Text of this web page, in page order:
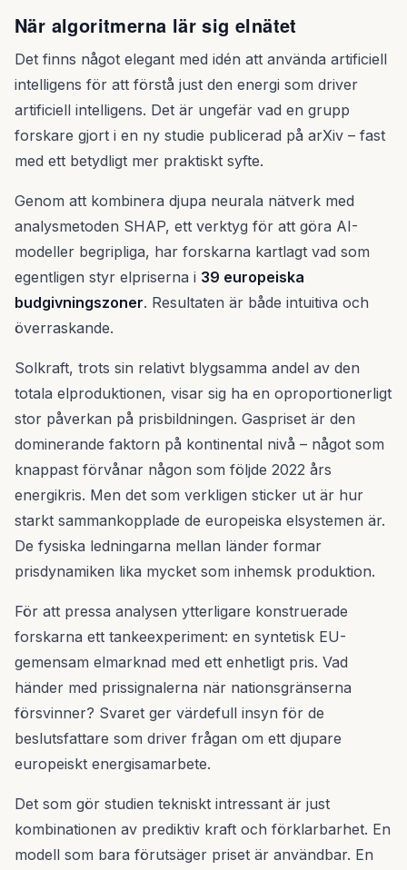
När algoritmerna lär sig elnätet
Det finns något elegant med idén att använda artificiell
intelligens för att förstå just den energi som driver
artificiell intelligens. Det är ungefär vad en grupp
forskare gjort i en ny studie publicerad på arXiv – fast
med ett betydligt mer praktiskt syfte.
Genom att kombinera djupa neurala nätverk med
analysmetoden SHAP, ett verktyg för att göra AI-
modeller begripliga, har forskarna kartlagt vad som
egentligen styr elpriserna i 39 europeiska
budgivningszoner. Resultaten är både intuitiva och
överraskande.
Solkraft, trots sin relativt blygsamma andel av den
totala elproduktionen, visar sig ha en oproportionerligt
stor påverkan på prisbildningen. Gaspriset är den
dominerande faktorn på kontinental nivå – något som
knappast förvånar någon som följde 2022 års
energikris. Men det som verkligen sticker ut är hur
starkt sammankopplade de europeiska elsystemen är.
De fysiska ledningarna mellan länder formar
prisdynamiken lika mycket som inhemsk produktion.
För att pressa analysen ytterligare konstruerade
forskarna ett tankeexperiment: en syntetisk EU-
gemensam elmarknad med ett enhetligt pris. Vad
händer med prissignalerna när nationsgränserna
försvinner? Svaret ger värdefull insyn för de
beslutsfattare som driver frågan om ett djupare
europeiskt energisamarbete.
Det som gör studien tekniskt intressant är just
kombinationen av prediktiv kraft och förklarbarhet. En
modell som bara förutsäger priset är användbar. En